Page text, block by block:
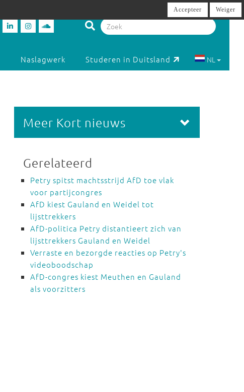
Naslagwerk Studeren in Duitsland NL
Meer Kort nieuws
Gerelateerd
Petry spitst machtsstrijd AfD toe vlak
voor partijcongres
AfD kiest Gauland en Weidel tot
lijsttrekkers
AfD-politica Petry distantieert zich van
lijsttrekkers Gauland en Weidel
Verraste en bezorgde reacties op Petry's
videoboodschap
AfD-congres kiest Meuthen en Gauland
als voorzitters
Accepteer Weiger